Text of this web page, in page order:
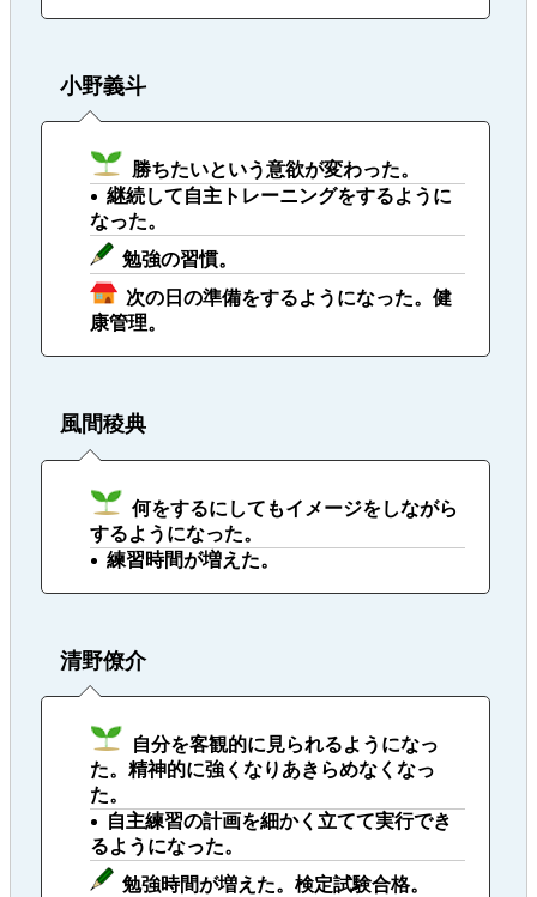
小野義斗
勝ちたいという意欲が変わった。
継続して自主トレーニングをするように
なった。
勉強の習慣。
次の日の準備をするようになった。健
康管理。
風間稜典
何をするにしてもイメージをしながら
するようになった。
練習時間が増えた。
清野僚介
自分を客観的に見られるようになっ
た。精神的に強くなりあきらめなくなっ
た。
自主練習の計画を細かく立てて実行でき
るようになった。
勉強時間が増えた。検定試験合格。